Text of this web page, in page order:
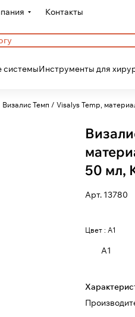
Контакты
системыИнструменты для
Визалис Темп / Visalys Temp,
50 мл,
Арт. 13780
Цвет :A1
A1